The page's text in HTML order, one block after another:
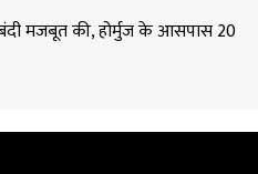
मजबूत की, होर्मुज के आसपास 20